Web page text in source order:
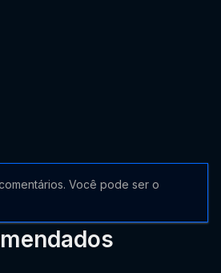
Você pode ser o